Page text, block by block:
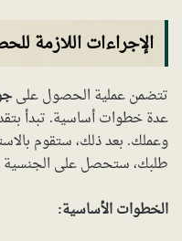
الإجراءات اللازمة
تتضمن عملية الحصول على
عدة خطوات أساسية. تبدأ
وعملك. بعد ذلك، ستقوم
طلبك، ستحصل على الجنسية
الخطوات الأساسية: